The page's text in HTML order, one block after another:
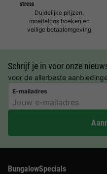
stress
Duidelijke prijzen,
moeiteloos boeken en
veilige betaalomgeving
Schrijf je in voor onze
voor de allerbeste
E-mailadres
BungalowSpecials